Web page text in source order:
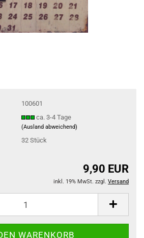
100601
ca. 3-4 Tage
(Ausland abweichend)
32 Stück
9,90 EUR
inkl. 19% MwSt. zzgl. Versand